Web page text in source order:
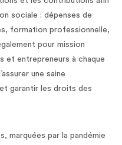
sociale : dépenses de
formation professionnelle,
pour mission
et entrepreneurs à chaque
une saine
garantir les droits des
marquées par la pandémie